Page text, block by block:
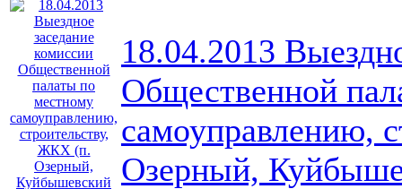
18.04.2013
Общественной
самоуправлению,
Озерный,